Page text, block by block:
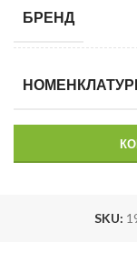
БРЕНД
SKU: